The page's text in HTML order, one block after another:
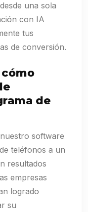
una sola
con IA
tus
de conversión.
de
software
teléfonos a un
resultados
empresas
logrado
su